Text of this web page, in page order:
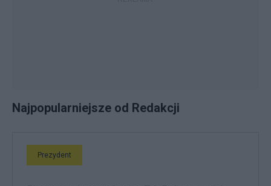
Najpopularniejsze od Redakcji
Prezydent